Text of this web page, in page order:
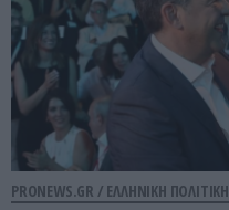
PRONEWS.GR / ΕΛΛΗΝΙΚΗ ΠΟΛΙΤΙΚΗ